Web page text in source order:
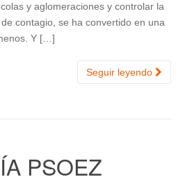
y aglomeraciones y controlar la
contagio, se ha convertido en una
Y […]
Seguir leyendo
PSOEZ